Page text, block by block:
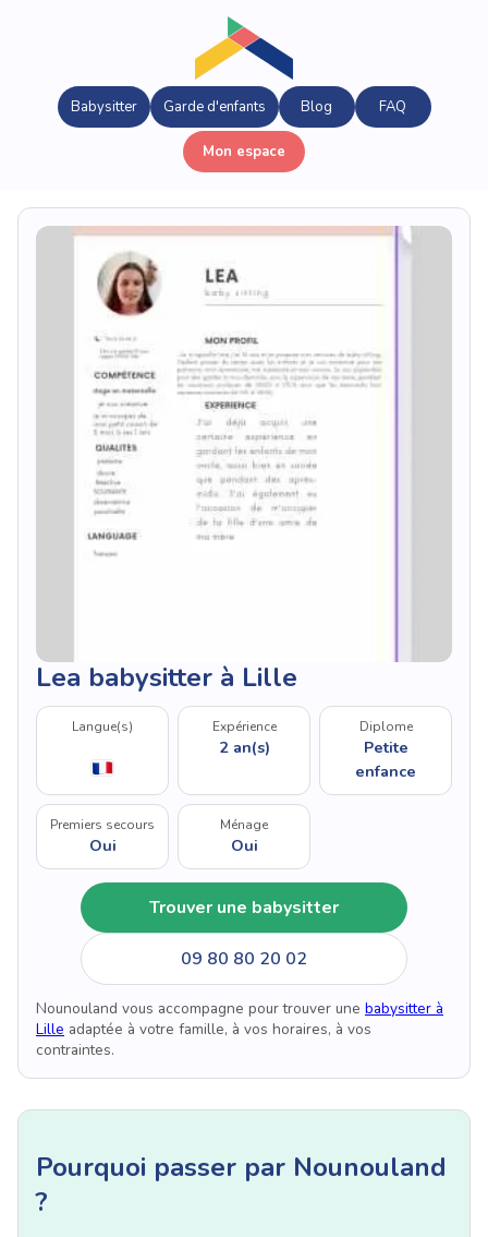
Babysitter Garde d'enfants Blog FAQ
Mon espace
Lea babysitter à Lille
Langue(s) Expérience
2 an(s)
Diplome
Petite
enfance
Premiers secours
Oui
Ménage
Oui
Trouver une babysitter
09 80 80 20 02
Nounouland vous accompagne pour trouver une babysitter à
Lille adaptée à votre famille, à vos horaires, à vos
contraintes.
Pourquoi passer par Nounouland
?